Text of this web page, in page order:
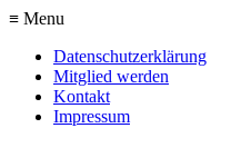
≡ Menu
Datenschutzerklärung
Mitglied werden
Kontakt
Impressum